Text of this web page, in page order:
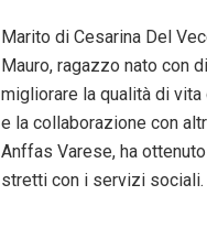
Marito di Cesarina Del
Mauro, ragazzo nato con
migliorare la qualità di
e la collaborazione con
Anffas Varese, ha
stretti con i servizi sociali.